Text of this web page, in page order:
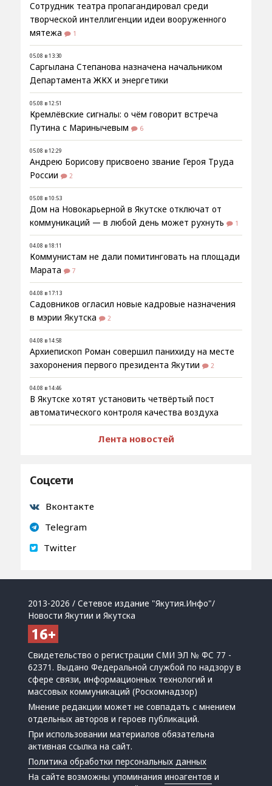
Сотрудник театра пропагандировал среди
творческой интеллигенции идеи вооруженного
мятежа
1
05.08 в 13:30
Саргылана Степанова назначена начальником
Департамента ЖКХ и энергетики
05.08 в 12:51
Кремлёвские сигналы: о чём говорит встреча
Путина с Маринычевым
6
05.08 в 12:29
Андрею Борисову присвоено звание Героя Труда
России
2
05.08 в 10:53
Дом на Новокарьерной в Якутске отключат от
коммуникаций — в любой день может рухнуть
1
04.08 в 18:11
Коммунистам не дали помитинговать на площади
Марата
7
04.08 в 17:13
Садовников огласил новые кадровые назначения
в мэрии Якутска
2
04.08 в 14:58
Архиепископ Роман совершил панихиду на месте
захоронения первого президента Якутии
2
04.08 в 14:46
В Якутске хотят установить четвёртый пост
автоматического контроля качества воздуха
Лента новостей
Соцсети
Вконтакте
Telegram
Twitter
2013-2026 / Сетевое издание "Якутия.Инфо"/
Новости Якутии и Якутска
Свидетельство о регистрации СМИ ЭЛ № ФС 77 -
62371. Выдано Федеральной службой по надзору в
сфере связи, информационных технологий и
массовых коммуникаций (Роскомнадзор)
Мнение редакции может не совпадать с мнением
отдельных авторов и героев публикаций.
При использовании материалов обязательна
активная ссылка на сайт.
Политика обработки персональных данных
На сайте возможны упоминанияиноагентов и